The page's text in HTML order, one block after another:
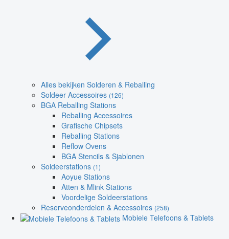
Alles bekijken Solderen & Reballing
Soldeer Accessoires (126)
BGA Reballing Stations
Reballing Accessoires
Grafische Chipsets
Reballing Stations
Reflow Ovens
BGA Stencils & Sjablonen
Soldeerstations (1)
Aoyue Stations
Atten & Mlink Stations
Voordelige Soldeerstations
Reserveonderdelen & Accessoires (258)
Mobiele Telefoons & Tablets